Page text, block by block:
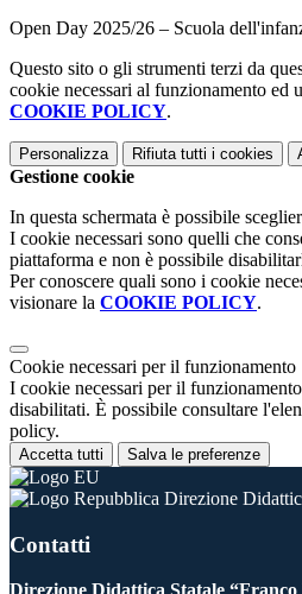
Open Day 2025/26 – Scuola
Questo sito o gli strumenti terzi da
cookie necessari al funzionamento ed
COOKIE POLICY.
Personalizza Rifiuta tutti i cookies
Gestione cookie
In questa schermata è possibile
I cookie necessari sono quelli che
piattaforma e non è possibile
Per conoscere quali sono i cookie
visionare la COOKIE POLICY.
Cookie necessari per il funzionamento
I cookie necessari per il
disabilitati. È possibile consultare
policy.
Accetta tutti Salva le preferenze
Direzione
Contatti